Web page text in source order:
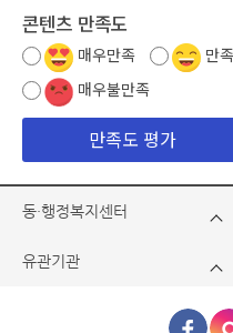
콘텐츠 만족도
매우만족 만족
매우불만족
동·행정복지센터
유관기관